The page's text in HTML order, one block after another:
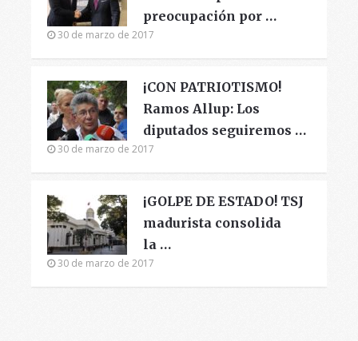
preocupación por …
30 de marzo de 2017
¡CON PATRIOTISMO!
Ramos Allup: Los
diputados seguiremos …
30 de marzo de 2017
¡GOLPE DE ESTADO! TSJ
madurista consolida
la …
30 de marzo de 2017